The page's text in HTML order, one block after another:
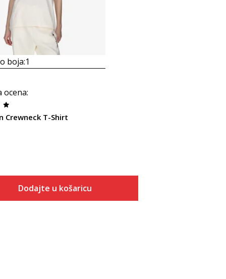
boja:1
ocena:
Crewneck T-Shirt
Dodajte u košaricu